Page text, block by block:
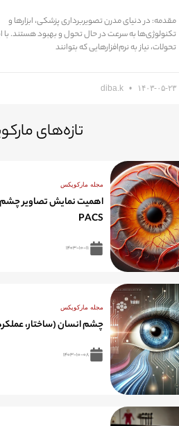
مقدمه: در دنیای مدرن تصویربرداری پزشکی، ابزارها و
تکنولوژی‌ها به سرعت در حال تحول و بهبود هستند. با
تحولات، نیاز به نرم‌افزارهایی که بتوانند
diba.k ۱۴۰۳-۰۵-۲۳
تازه‌های
مجله مارکوپکس
اهمیت نمایش تصاویر
PACS
مجله مارکوپکس
چشم انسان (ساختار،